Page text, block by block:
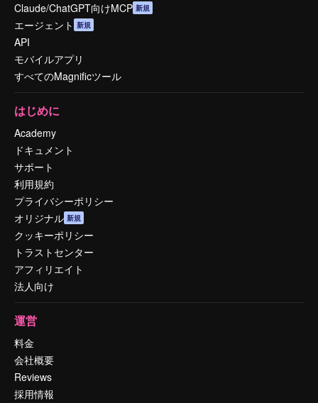
Claude/ChatGPT向けMCP 新規
エージェント 新規
API
モバイルアプリ
すべてのMagnificツール
はじめに
Academy
ドキュメント
サポート
利用規約
プライバシーポリシー
オリジナル 新規
クッキーポリシー
トラストセンター
アフィリエイト
法人向け
運営
料金
会社概要
Reviews
採用情報